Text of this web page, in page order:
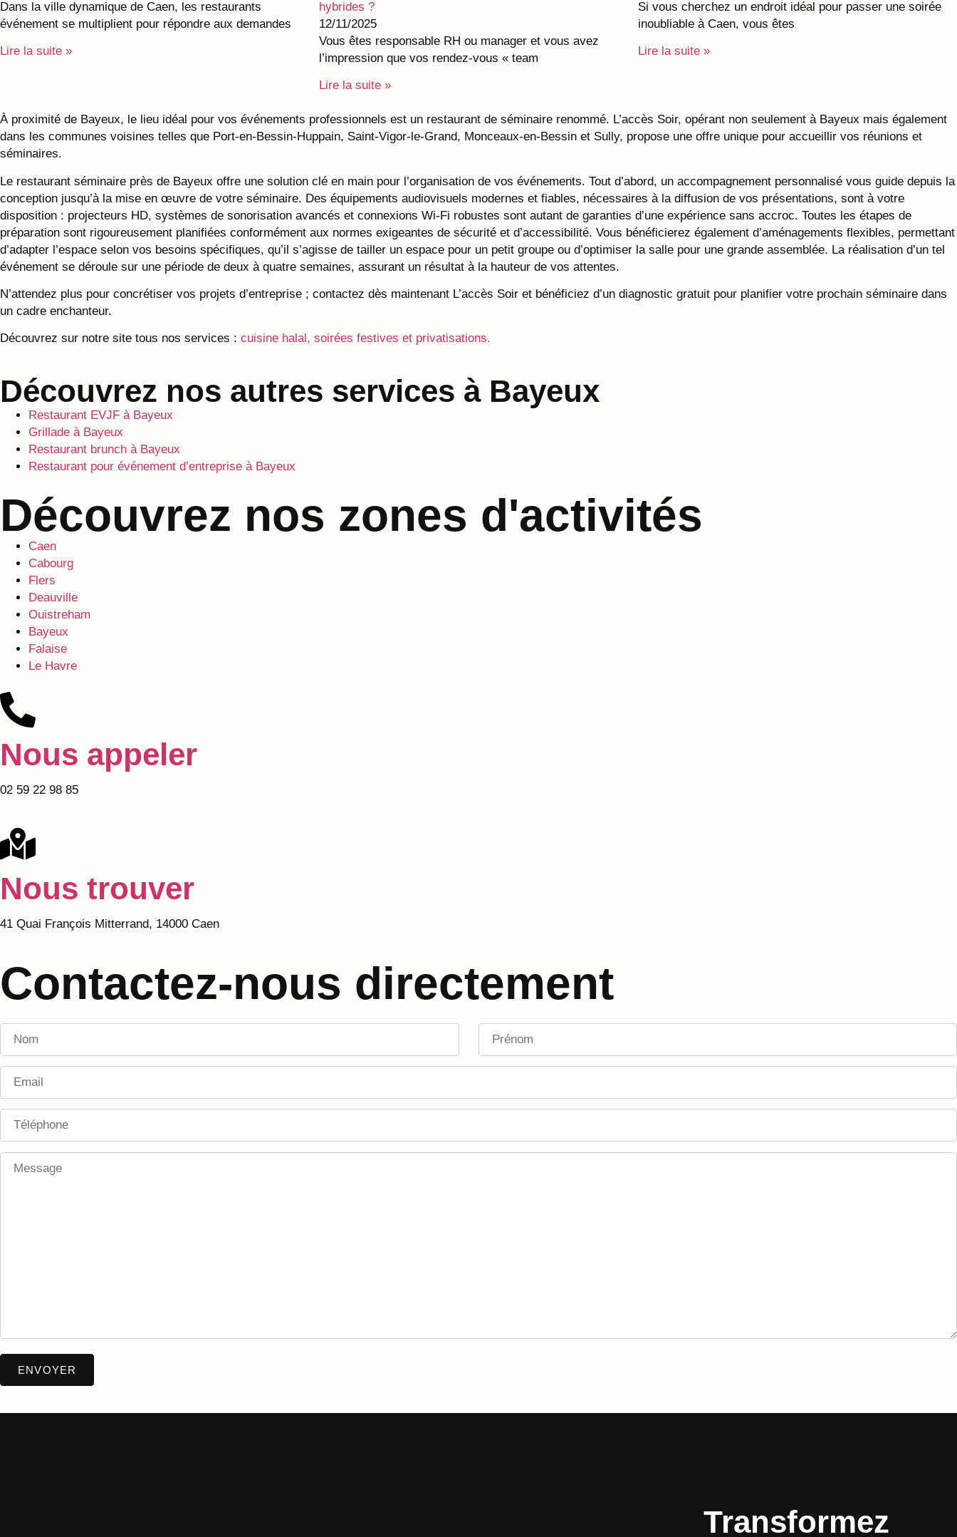
Dans la ville dynamique de Caen, les restaurants
événement se multiplient pour répondre aux demandes
Lire la suite »
hybrides ?
12/11/2025
Vous êtes responsable RH ou manager et vous avez
l’impression que vos rendez‑vous « team
Lire la suite »
Si vous cherchez un endroit idéal pour passer une soirée
inoubliable à Caen, vous êtes
Lire la suite »
À proximité de Bayeux, le lieu idéal pour vos événements professionnels est un restaurant de séminaire renommé. L’accès Soir, opérant non seulement à Bayeux mais également
dans les communes voisines telles que Port-en-Bessin-Huppain, Saint-Vigor-le-Grand, Monceaux-en-Bessin et Sully, propose une offre unique pour accueillir vos réunions et
séminaires.
Le restaurant séminaire près de Bayeux offre une solution clé en main pour l’organisation de vos événements. Tout d’abord, un accompagnement personnalisé vous guide depuis la
conception jusqu’à la mise en œuvre de votre séminaire. Des équipements audiovisuels modernes et fiables, nécessaires à la diffusion de vos présentations, sont à votre
disposition : projecteurs HD, systèmes de sonorisation avancés et connexions Wi-Fi robustes sont autant de garanties d’une expérience sans accroc. Toutes les étapes de
préparation sont rigoureusement planifiées conformément aux normes exigeantes de sécurité et d’accessibilité. Vous bénéficierez également d’aménagements flexibles, permettant
d’adapter l’espace selon vos besoins spécifiques, qu’il s’agisse de tailler un espace pour un petit groupe ou d’optimiser la salle pour une grande assemblée. La réalisation d’un tel
événement se déroule sur une période de deux à quatre semaines, assurant un résultat à la hauteur de vos attentes.
N’attendez plus pour concrétiser vos projets d’entreprise ; contactez dès maintenant L’accès Soir et bénéficiez d’un diagnostic gratuit pour planifier votre prochain séminaire dans
un cadre enchanteur.
Découvrez sur notre site tous nos services : cuisine halal, soirées festives et privatisations.
Découvrez nos autres services à Bayeux
Restaurant EVJF à Bayeux
Grillade à Bayeux
Restaurant brunch à Bayeux
Restaurant pour événement d’entreprise à Bayeux
Découvrez nos zones d'activités
Caen
Cabourg
Flers
Deauville
Ouistreham
Bayeux
Falaise
Le Havre
Nous appeler
02 59 22 98 85
Nous trouver
41 Quai François Mitterrand, 14000 Caen
Contactez-nous directement
Transformez